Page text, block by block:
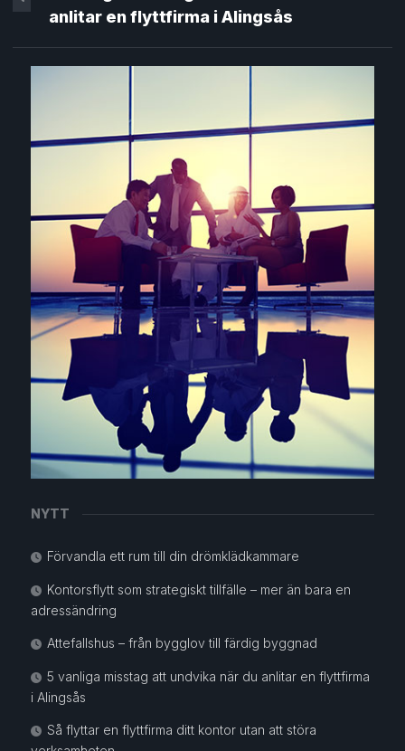
anlitar en flyttfirma i Alingsås
NYTT
Förvandla ett rum till din drömklädkammare
Kontorsflytt som strategiskt tillfälle – mer än bara en
adressändring
Attefallshus – från bygglov till färdig byggnad
5 vanliga misstag att undvika när du anlitar en flyttfirma
i Alingsås
Så flyttar en flyttfirma ditt kontor utan att störa